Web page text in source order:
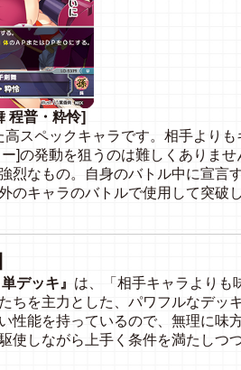
程普・粋怜]
高スペックキャラです。相手より
]の発動を狙うのは難しくありま
烈なもの。自身のバトル中に宣言
のキャラのバトルで使用して突破
デッキ』 は、「相手キャラよりも
ちを主力とした、パワフルなデッ
性能を持っているので、無理に味
使しながら上手く条件を満たしつ